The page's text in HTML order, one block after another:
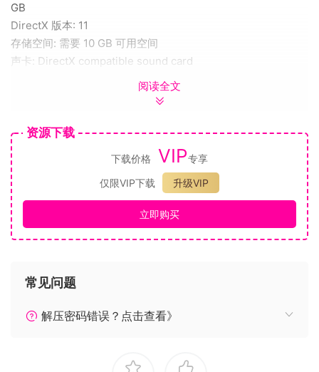
GB
DirectX 版本: 11
存储空间: 需要 10 GB 可用空间
声卡: DirectX compatible sound card
支持者包裹为有意愿进一步支持‘赞助人’游戏和Overseer
这个包中的所有东西都只是装饰性的物品，对游玩游戏没有任
何影响。
该包裹中包括：
赞助人的庄园 – 一个特殊的游戏内建筑
赞助人的花园 – 一个特殊的游戏内美化
赞助人的旗帜 – 一个特殊的游戏内美化
开始新游戏时将有 5 个额外的旗帜可供选择
阅读全文
资源下载
下载价格 VIP专享
仅限VIP下载
升级VIP
立即购买
常见问题
解压密码错误？点击查看》